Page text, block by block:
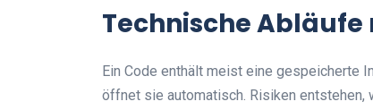
Technische
Ein Code enthält meist eine gespeicherte
öffnet sie automatisch. Risiken entstehen,